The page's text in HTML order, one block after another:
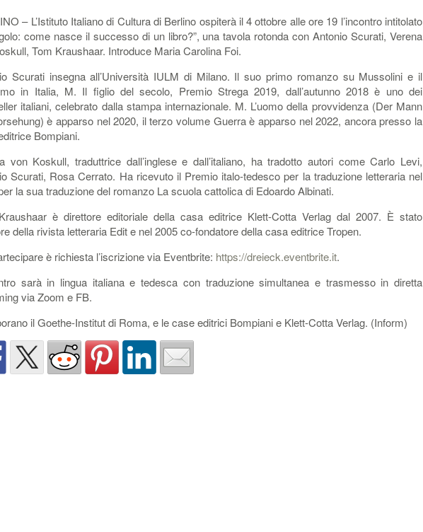
– L’Istituto Italiano di Cultura di Berlino ospiterà il 4 ottobre alle ore 19 l’incontro intitolato
come nasce il successo di un libro?”, una tavola rotonda con Antonio Scurati, Verena
Tom Kraushaar. Introduce Maria Carolina Foi.
Scurati insegna all’Università IULM di Milano. Il suo primo romanzo su Mussolini e il
in Italia, M. Il figlio del secolo, Premio Strega 2019, dall’autunno 2018 è uno dei
italiani, celebrato dalla stampa internazionale. M. L’uomo della provvidenza (Der Mann
è apparso nel 2020, il terzo volume Guerra è apparso nel 2022, ancora presso la
Bompiani.
von Koskull, traduttrice dall’inglese e dall’italiano, ha tradotto autori come Carlo Levi,
Scurati, Rosa Cerrato. Ha ricevuto il Premio italo-tedesco per la traduzione letteraria nel
la sua traduzione del romanzo La scuola cattolica di Edoardo Albinati.
è direttore editoriale della casa editrice Klett-Cotta Verlag dal 2007. È stato
della rivista letteraria Edit e nel 2005 co-fondatore della casa editrice Tropen.
è richiesta l’iscrizione via Eventbrite: https://dreieck.eventbrite.it.
sarà in lingua italiana e tedesca con traduzione simultanea e trasmesso in diretta
via Zoom e FB.
il Goethe-Institut di Roma, e le case editrici Bompiani e Klett-Cotta Verlag. (Inform)